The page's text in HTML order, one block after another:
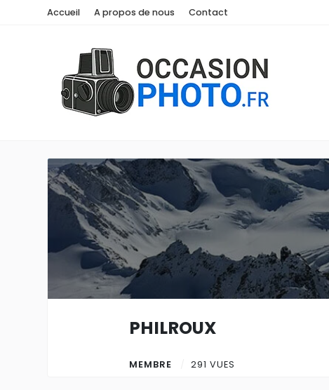
Accueil A propos de nous Contact
PHILROUX
MEMBRE 291 VUES